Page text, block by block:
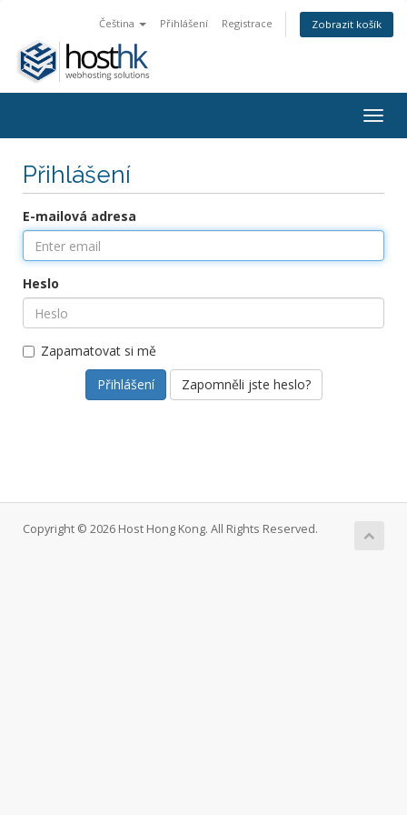
Čeština Přihlášení Registrace Zobrazit košík
Přihlášení
E-mailová adresa
Heslo
Zapamatovat si mě
Zapomněli jste heslo?
Copyright © 2026 Host Hong Kong. All Rights Reserved.